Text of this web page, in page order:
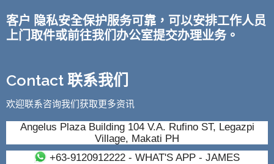
客户 隐私安全保护服务可靠，可以安排工作人员
上门取件或前往我们办公室提交办理业务。
Contact 联系我们
欢迎联系咨询我们获取更多资讯
Angelus Plaza Building 104 V.A. Rufino ST, Legazpi
Village, Makati PH
+63-9120912222- WHAT'S APP - JAMES